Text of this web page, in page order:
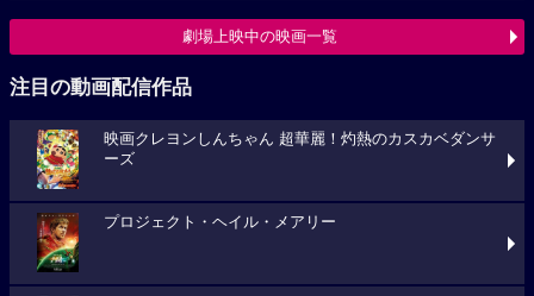
劇場上映中の映画一覧
注目の動画配信作品
映画クレヨンしんちゃん 超華麗！灼熱のカスカベダンサ
ーズ
プロジェクト・ヘイル・メアリー